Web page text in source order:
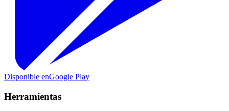
Disponible enGoogle Play
Herramientas